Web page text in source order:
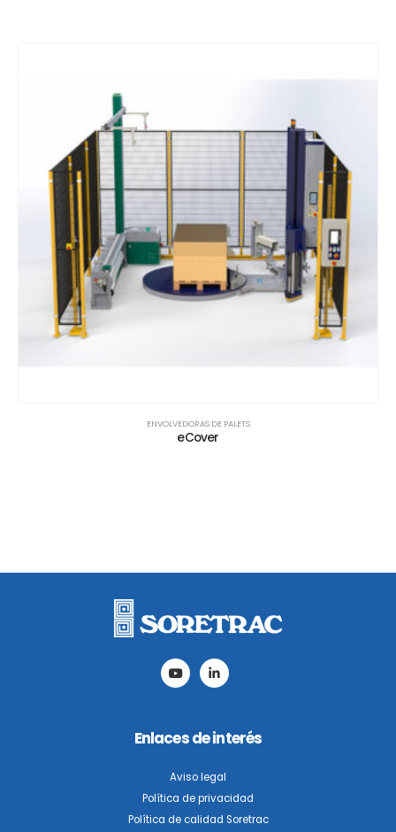
ENVOLVEDORAS DE PALETS
eCover
Enlaces de interés
Aviso legal
Política de privacidad
Política de calidad Soretrac